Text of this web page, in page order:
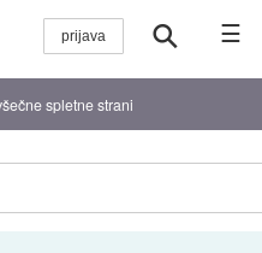
☰
spletne strani